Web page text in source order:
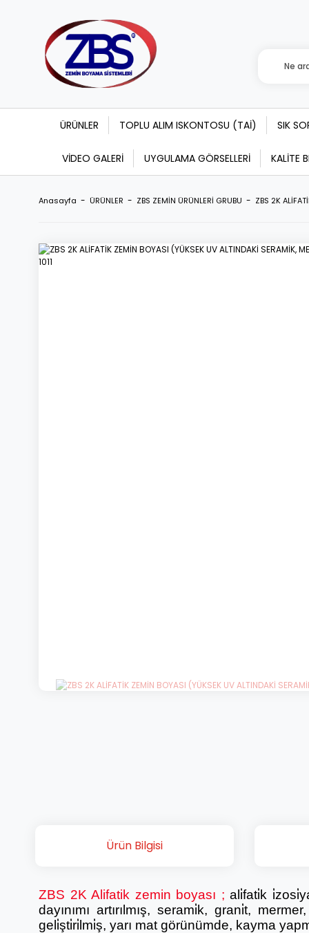
ÜRÜNLER TOPLU ALIM ISKONTOSU (TAİ) SIK
VİDEO GALERİ UYGULAMA GÖRSELLERİ KALİTE
Anasayfa ÜRÜNLER ZBS ZEMİN ÜRÜNLERİ GRUBU ZBS 2K
Ürün Bilgisi
ZBS 2K Alifatik zemin boyası ; ali̇fati̇k
dayınımı artırılmış, serami̇k, grani̇t,
geli̇şti̇ri̇lmi̇ş, yarı mat görünümde, kayma